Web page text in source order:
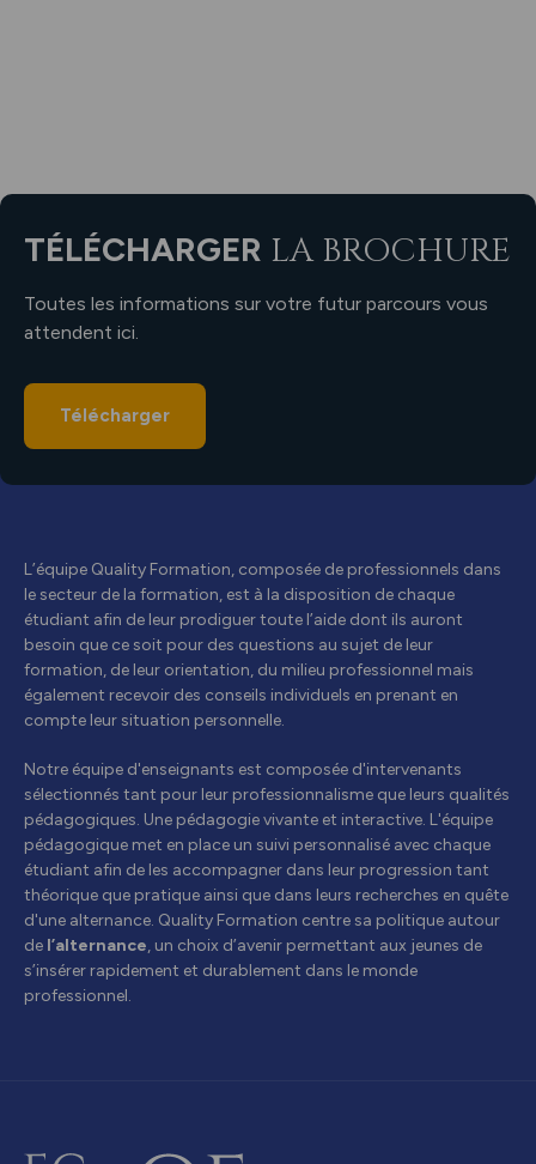
TÉLÉCHARGER LA BROCHURE
Toutes les informations sur votre futur parcours vous
attendent ici.
Télécharger
L’équipe Quality Formation, composée de professionnels dans
le secteur de la formation, est à la disposition de chaque
étudiant afin de leur prodiguer toute l’aide dont ils auront
besoin que ce soit pour des questions au sujet de leur
formation, de leur orientation, du milieu professionnel mais
également recevoir des conseils individuels en prenant en
compte leur situation personnelle.
Notre équipe d'enseignants est composée d'intervenants
sélectionnés tant pour leur professionnalisme que leurs qualités
pédagogiques. Une pédagogie vivante et interactive. L'équipe
pédagogique met en place un suivi personnalisé avec chaque
étudiant afin de les accompagner dans leur progression tant
théorique que pratique ainsi que dans leurs recherches en quête
d'une alternance. Quality Formation centre sa politique autour
de l’alternance, un choix d’avenir permettant aux jeunes de
s’insérer rapidement et durablement dans le monde
professionnel.